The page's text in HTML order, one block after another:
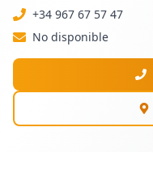
+34 967 67 57 47
No disponible